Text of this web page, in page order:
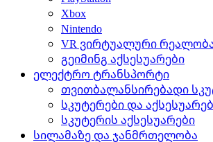
Xbox
Nintendo
VR ვირტუალური
გეიმინგ აქსესუარები
ელექტრო ტრანსპორტი
თვითბალანსირებადი
სკუტერები და
სკუტერის აქსესუარები
სილამაზე და ჯანმრთელობა